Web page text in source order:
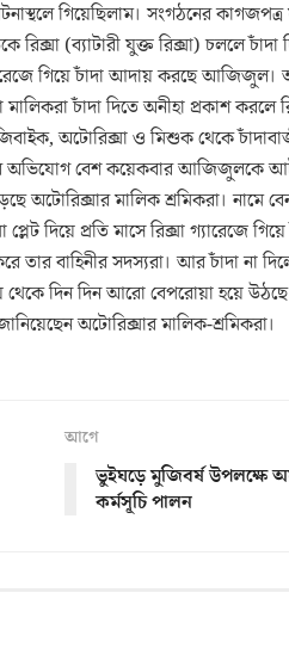
গিয়েছিলাম। সংগঠনের কাগজপত্র
রিক্সা (ব্যাটারী যুক্ত রিক্সা) চললে
গ্যারেজে গিয়ে চাঁদা আদায় করছে
মালিকরা চাঁদা দিতে অনীহা প্রকাশ
অটোরিক্সা ও মিশুক থেকে
অভিযোগ বেশ কয়েকবার আজিজুলকে
মালিক শ্রমিকরা। নামে
দিয়ে প্রতি মাসে রিক্সা গ্যারেজে
বাহিনীর সদস্যরা। আর চাঁদা না
থেকে দিন দিন আরো বেপরোয়া হয়ে
অটোরিক্সার মালিক-শ্রমিকরা।
আগে
ভুইঘড়ে মুজিবর্ষ উপলক্ষে
কর্মসূচি পালন